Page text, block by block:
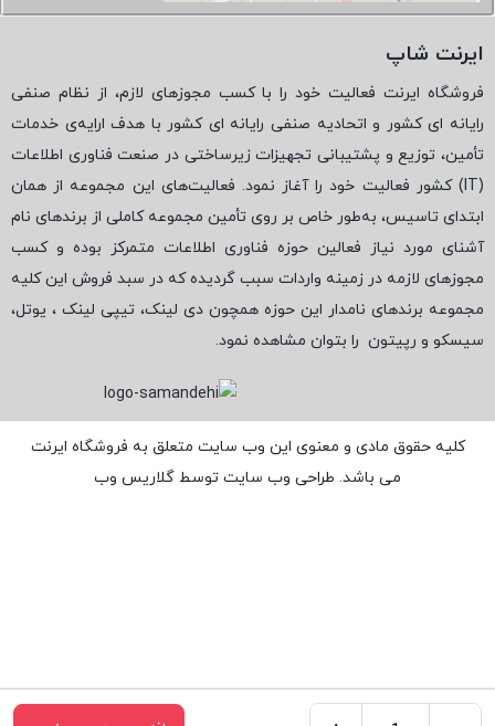
ایرنت شاپ
فروشگاه ایرنت فعالیت خود را با کسب مجوزهای لازم، از نظام صنفی
رایانه ای کشور و اتحادیه صنفی رایانه ای کشور با هدف ارایه‌ی خدمات
تأمین، توزیع و پشتیبانی تجهیزات زیرساختی در صنعت فناوری اطلاعات
(
IT) کشور فعالیت خود را آغاز نمود. فعالیت‌های این مجموعه از همان
ابتدای تاسیس، به‌طور خاص بر روی تأمین مجموعه کاملی از برندهای نام
آشنای مورد نیاز فعالین حوزه فناوری اطلاعات متمرکز بوده و کسب
مجوزهای لازمه در زمینه واردات سبب گردیده که در سبد فروش این کلیه
مجموعه برندهای نامدار این حوزه همچون دی لینک، تیپی لینک ، یوتل،
سیسکو و رپیتون را بتوان مشاهده نمود.
کلیه حقوق مادی و معنوی این وب سایت متعلق به فروشگاه ایرنت
می باشد. طراحی وب سایت توسط گلاریس وب